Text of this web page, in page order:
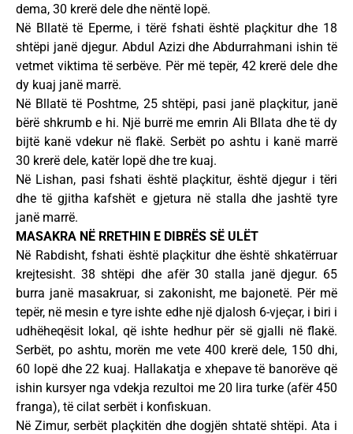
dema, 30 krerë dele dhe nëntë lopë.
Në Bllatë të Eperme, i tërë fshati është plaçkitur dhe 18
shtëpi janë djegur. Abdul Azizi dhe Abdurrahmani ishin të
vetmet viktima të serbëve. Për më tepër, 42 krerë dele dhe
dy kuaj janë marrë.
Në Bllatë të Poshtme, 25 shtëpi, pasi janë plaçkitur, janë
bërë shkrumb e hi. Një burrë me emrin Ali Bllata dhe të dy
bijtë kanë vdekur në flakë. Serbët po ashtu i kanë marrë
30 krerë dele, katër lopë dhe tre kuaj.
Në Lishan, pasi fshati është plaçkitur, është djegur i tëri
dhe të gjitha kafshët e gjetura në stalla dhe jashtë tyre
janë marrë.
MASAKRA NË RRETHIN E DIBRËS SË ULËT
Në Rabdisht, fshati është plaçkitur dhe është shkatërruar
krejtesisht. 38 shtëpi dhe afër 30 stalla janë djegur. 65
burra janë masakruar, si zakonisht, me bajonetë. Për më
tepër, në mesin e tyre ishte edhe një djalosh 6-vjeçar, i biri i
udhëheqësit lokal, që ishte hedhur për së gjalli në flakë.
Serbët, po ashtu, morën me vete 400 krerë dele, 150 dhi,
60 lopë dhe 22 kuaj. Hallakatja e xhepave të banorëve që
ishin kursyer nga vdekja rezultoi me 20 lira turke (afër 450
franga), të cilat serbët i konfiskuan.
Në Zimur, serbët plaçkitën dhe dogjën shtatë shtëpi. Ata i